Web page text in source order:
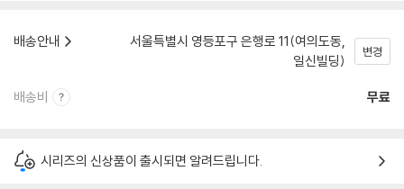
배송안내
서울특별시 영등포구 은행로 11(여의도동,
일신빌딩)
변경
배송비 무료
시리즈의 신상품이 출시되면 알려드립니다.